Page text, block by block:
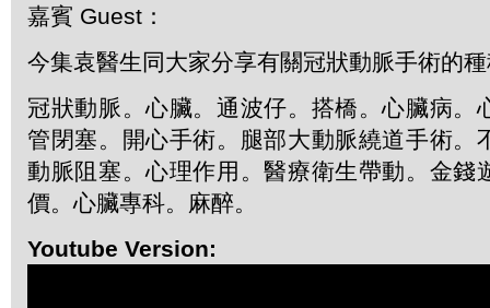
嘉賓 Guest：
今集袁醫生同大家分享有關冠狀動脈手術的
冠狀動脈。心臟。通波仔。搭橋。心臟病。
管閉塞。開心手術。腿部大動脈繞道手術。
動脈阻塞。心理作用。醫療衛生帶動。金錢
價。心臟專科。麻醉。
Youtube Version: